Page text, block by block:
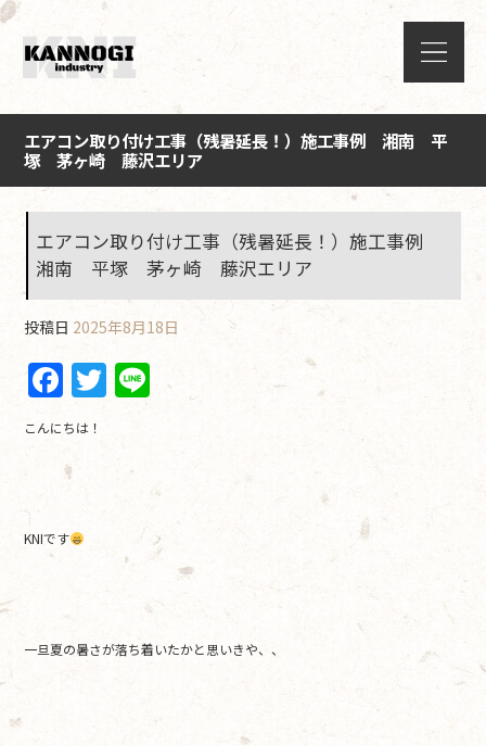
エアコン取り付け工事（残暑延長！）施工事例 湘南 平
塚 茅ヶ崎 藤沢エリア
エアコン取り付け工事（残暑延長！）施工事例
湘南 平塚 茅ヶ崎 藤沢エリア
投稿日 2025年8月18日
F
a
c
e
b
o
k
T
w
er
Li
こんにちは！
KNIです
一旦夏の暑さが落ち着いたかと思いきや、、